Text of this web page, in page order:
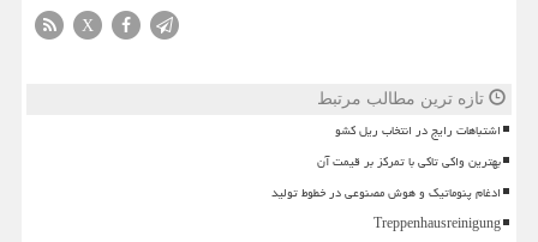
X
تازه ترین مطالب مرتبط
اشتباهات رایج در انتخاب ریل کشو
بهترین واکی تاکی با تمرکز بر قیمت آن
ادغام پنوماتیک و هوش مصنوعی در خطوط تولید
Treppenhausreinigung